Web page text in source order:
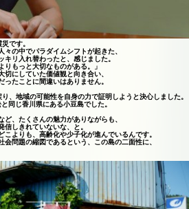
です。
の中でパラダイムシフトが起きた、
リ入れ替わったと、感じました。
もっと大切なものがある。」
にしていた価値観と向き合い、
たことに間違いはありません。
、地域の可能性を自身の力で証明しようと決心しました。
同じ香川県にある小豆島でした。
ど、たくさんの魅力がありながらも、
しきれていないな、と。
よりも、高齢化や少子化が進んでいるんです。
問題の縮図であるという、この島の二面性に、